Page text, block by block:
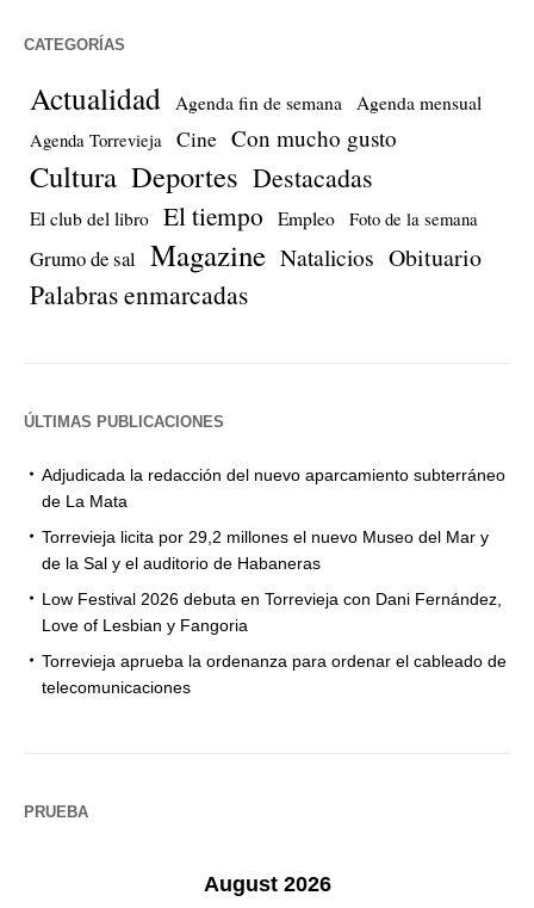
CATEGORÍAS
Actualidad Agenda fin de semana Agenda mensual
Agenda Torrevieja Cine Con mucho gusto
Cultura Deportes Destacadas
El club del libro El tiempo Empleo Foto de la semana
Grumo de sal Magazine Natalicios Obituario
Palabras enmarcadas
ÚLTIMAS PUBLICACIONES
Adjudicada la redacción del nuevo aparcamiento subterráneo
de La Mata
Torrevieja licita por 29,2 millones el nuevo Museo del Mar y
de la Sal y el auditorio de Habaneras
Low Festival 2026 debuta en Torrevieja con Dani Fernández,
Love of Lesbian y Fangoria
Torrevieja aprueba la ordenanza para ordenar el cableado de
telecomunicaciones
PRUEBA
August 2026